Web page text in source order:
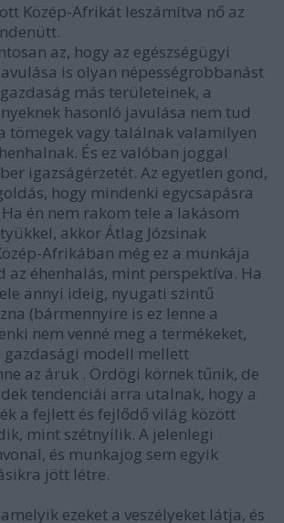
Közép-Afrikát leszámítva nő az
az, hogy az egészségügyi
is olyan népességrobbanást
más területeinek, a
hasonló javulása nem tud
tömegek vagy találnak valamilyen
És ez valóban joggal
igazságérzetét. Az egyetlen gond,
hogy mindenki egycsapásra
én nem rakom tele a lakásom
akkor Átlag Józsinak
Afrikában még ez a munkája
az éhenhalás, mint perspektíva. Ha
annyi ideig, nyugati szintű
(bármennyire is ez lenne a
nem venné meg a termékeket,
gazdasági modell mellett
az áruk . Ördögi körnek tűnik, de
tendenciái arra utalnak, hogy a
a fejlett és fejlődő világ között
mint szétnyílik. A jelenlegi
és munkajog sem egyik
jött létre.
ezeket a veszélyeket látja, és